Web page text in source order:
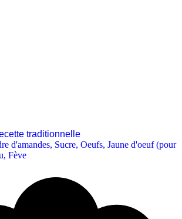
traditionnelle
d'amandes, Sucre, Oeufs, Jaune d'oeuf (pour
, Fève